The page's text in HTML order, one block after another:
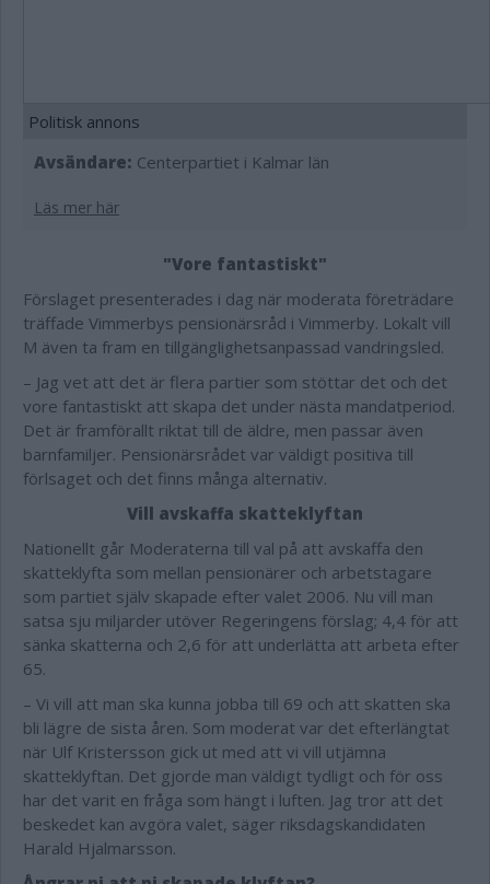
Politisk annons
Avsändare: Centerpartiet i Kalmar län
Läs mer här
"Vore fantastiskt"
Förslaget presenterades i dag när moderata företrädare
träffade Vimmerbys pensionärsråd i Vimmerby. Lokalt vill
M även ta fram en tillgänglighetsanpassad vandringsled.
– Jag vet att det är flera partier som stöttar det och det
vore fantastiskt att skapa det under nästa mandatperiod.
Det är framförallt riktat till de äldre, men passar även
barnfamiljer. Pensionärsrådet var väldigt positiva till
förlsaget och det finns många alternativ.
Vill avskaffa skatteklyftan
Nationellt går Moderaterna till val på att avskaffa den
skatteklyfta som mellan pensionärer och arbetstagare
som partiet själv skapade efter valet 2006. Nu vill man
satsa sju miljarder utöver Regeringens förslag; 4,4 för att
sänka skatterna och 2,6 för att underlätta att arbeta efter
65.
– Vi vill att man ska kunna jobba till 69 och att skatten ska
bli lägre de sista åren. Som moderat var det efterlängtat
när Ulf Kristersson gick ut med att vi vill utjämna
skatteklyftan. Det gjorde man väldigt tydligt och för oss
har det varit en fråga som hängt i luften. Jag tror att det
beskedet kan avgöra valet, säger riksdagskandidaten
Harald Hjalmarsson.